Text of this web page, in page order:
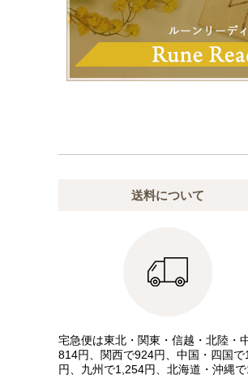
送料について
宅急便は東北・関東・信越・北陸・
814円、関西で924円、中国・四国で
円、九州で1,254円、北海道・沖縄